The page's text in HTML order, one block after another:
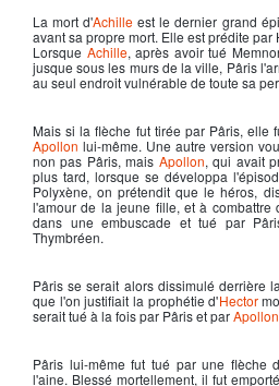
La mort d'Achille est le dernier grand
avant sa propre mort. Elle est prédite par
Lorsque Achille, après avoir tué
jusque sous les murs de la ville, Pâris
au seul endroit vulnérable de toute sa
Mais si la flèche fut tirée par Pâris, elle
Apollon lui-même. Une autre version
non pas Pâris, mais Apollon, qui avait
plus tard, lorsque se développa
Polyxène, on prétendit que le héros,
l'amour de la jeune fille, et à combattre
dans une embuscade et tué par
Thymbréen.
Pâris se serait alors dissimulé derrière
que l'on justifiait la prophétie d'Hector
serait tué à la fois par Pâriset parApollon
Pâris lui-même fut tué par une flèche
l'aine. Blessé mortellement, il fut